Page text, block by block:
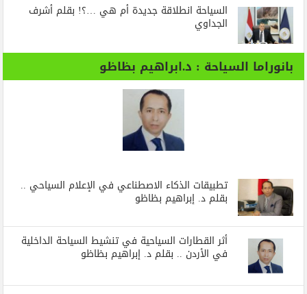
السياحة انطلاقة جديدة أم هي …؟! بقلم أشرف
الجداوي
بانوراما السياحة : د.ابراهيم بظاظو
تطبيقات الذكاء الاصطناعي في الإعلام السياحي ..
بقلم د. إبراهيم بظاظو
أثر القطارات السياحية في تنشيط السياحة الداخلية
في الأردن .. بقلم د. إبراهيم بظاظو